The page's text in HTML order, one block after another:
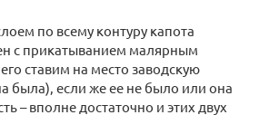
по всему контуру капота
с прикатыванием малярным
ставим на место заводскую
была), если же ее не было или она
– вполне достаточно и этих двух